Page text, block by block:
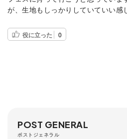
が、生地もしっかりしていていい感
役に立った 0
POST GENERAL
ポストジェネラル